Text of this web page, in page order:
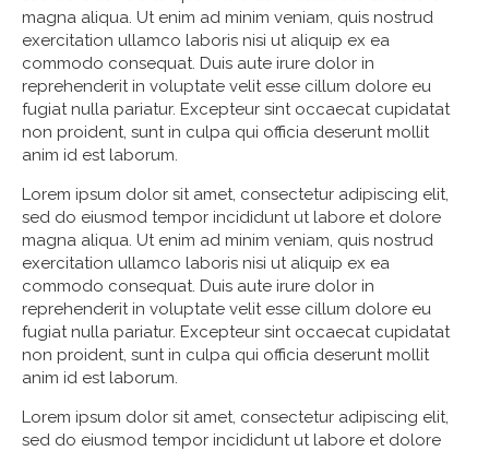
magna aliqua. Ut enim ad minim veniam, quis nostrud
exercitation ullamco laboris nisi ut aliquip ex ea
commodo consequat. Duis aute irure dolor in
reprehenderit in voluptate velit esse cillum dolore eu
fugiat nulla pariatur. Excepteur sint occaecat cupidatat
non proident, sunt in culpa qui officia deserunt mollit
anim id est laborum.
Lorem ipsum dolor sit amet, consectetur adipiscing elit,
sed do eiusmod tempor incididunt ut labore et dolore
magna aliqua. Ut enim ad minim veniam, quis nostrud
exercitation ullamco laboris nisi ut aliquip ex ea
commodo consequat. Duis aute irure dolor in
reprehenderit in voluptate velit esse cillum dolore eu
fugiat nulla pariatur. Excepteur sint occaecat cupidatat
non proident, sunt in culpa qui officia deserunt mollit
anim id est laborum.
Lorem ipsum dolor sit amet, consectetur adipiscing elit,
sed do eiusmod tempor incididunt ut labore et dolore